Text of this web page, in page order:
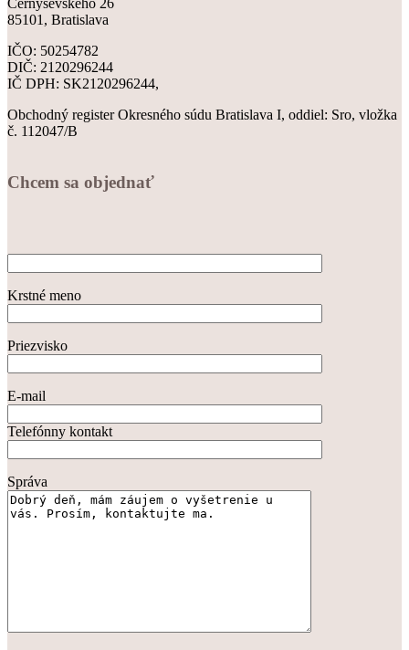
Černyševského 26
85101, Bratislava
IČO: 50254782
DIČ: 2120296244
IČ DPH: SK2120296244,
Obchodný register Okresného súdu Bratislava I, oddiel: Sro, vložka
č. 112047/B
Chcem sa objednať
Krstné meno
Priezvisko
E-mail
Telefónny kontakt
Správa